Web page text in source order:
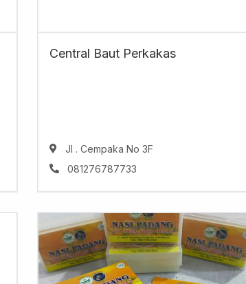
Central Baut Perkakas
Jl . Cempaka No 3F
081276787733